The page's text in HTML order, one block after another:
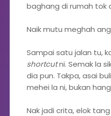
baghang di rumah tok
Naik mutu meghah
Sampai satu jalan tu,
shortcutni. Semak la
dia pun. Takpa, asai
mehei la ni, bukan
Nak jadi crita, elok